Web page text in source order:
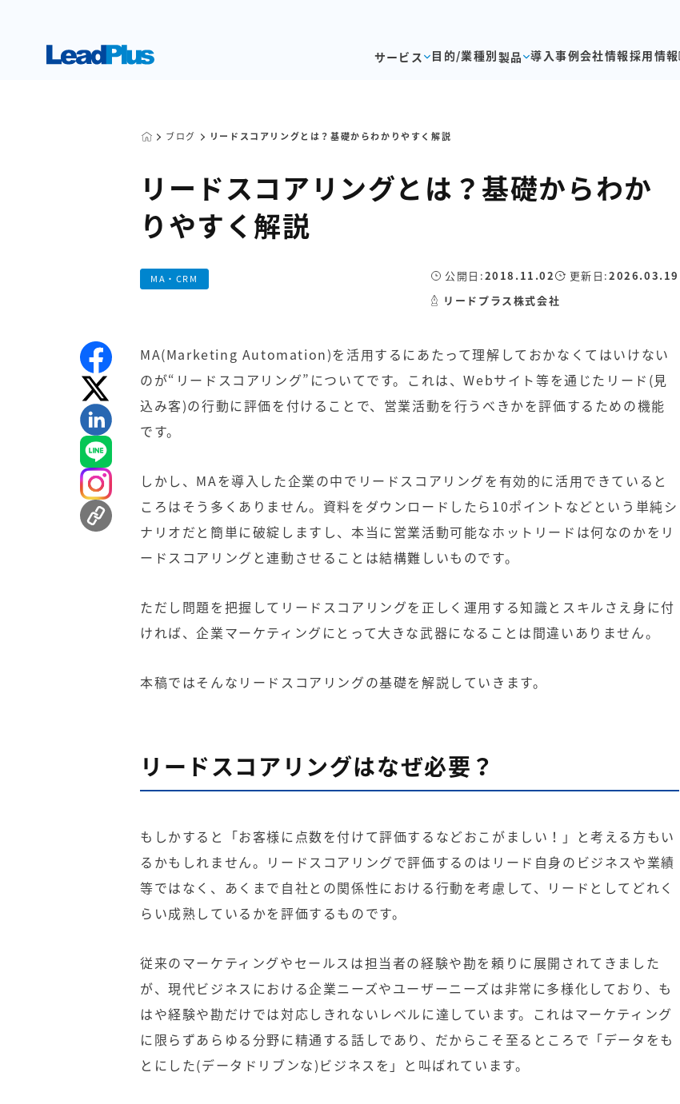
サービス 目的/業種別製品 導入事例会社情報採用情報
ブログ リードスコアリングとは？基礎からわかりやすく解説
リードスコアリングとは？基礎からわか
りやすく解説
MA・CRM 公開日:2018.11.02 更新日:2026.03.19
リードプラス株式会社
MA(Marketing Automation)を活用するにあたって理解しておかなくてはいけない
のが“リードスコアリング”についてです。これは、Webサイト等を通じたリード(見
込み客)の行動に評価を付けることで、営業活動を行うべきかを評価するための機能
です。
しかし、MAを導入した企業の中でリードスコアリングを有効的に活用できていると
ころはそう多くありません。資料をダウンロードしたら10ポイントなどという単純シ
ナリオだと簡単に破綻しますし、本当に営業活動可能なホットリードは何なのかをリ
ードスコアリングと連動させることは結構難しいものです。
ただし問題を把握してリードスコアリングを正しく運用する知識とスキルさえ身に付
ければ、企業マーケティングにとって大きな武器になることは間違いありません。
本稿ではそんなリードスコアリングの基礎を解説していきます。
リードスコアリングはなぜ必要？
もしかすると「お客様に点数を付けて評価するなどおこがましい！」と考える方もい
るかもしれません。リードスコアリングで評価するのはリード自身のビジネスや業績
等ではなく、あくまで自社との関係性における行動を考慮して、リードとしてどれく
らい成熟しているかを評価するものです。
従来のマーケティングやセールスは担当者の経験や勘を頼りに展開されてきました
が、現代ビジネスにおける企業ニーズやユーザーニーズは非常に多様化しており、も
はや経験や勘だけでは対応しきれないレベルに達しています。これはマーケティング
に限らずあらゆる分野に精通する話しであり、だからこそ至るところで「データをも
とにした(データドリブンな)ビジネスを」と叫ばれています。